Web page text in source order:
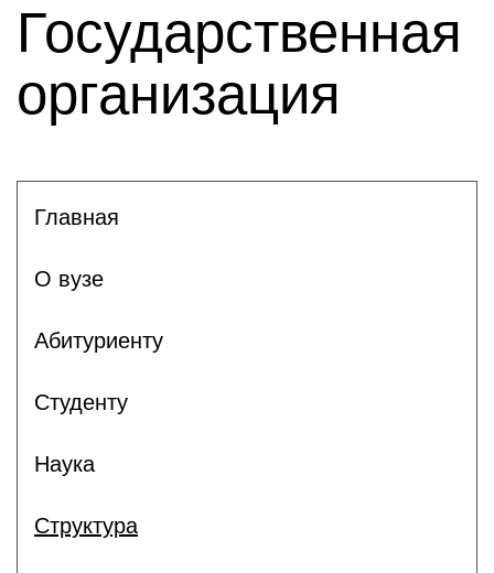
Государственная
организация
Главная
О вузе
Абитуриенту
Студенту
Наука
Структура